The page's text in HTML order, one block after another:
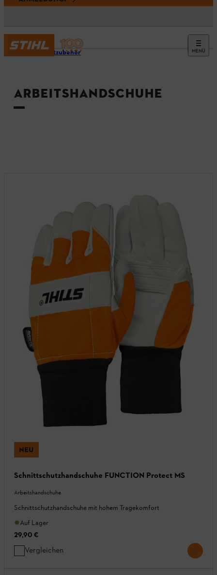
MENÜ
Produktzubehör
ARBEITSHANDSCHUHE
NEU
Schnittschutzhandschuhe FUNCTION Protect MS
Arbeitshandschuhe
Schnittschutzhandschuhe mit hohem Tragekomfort
Auf Lager
29,90 €
Vergleichen